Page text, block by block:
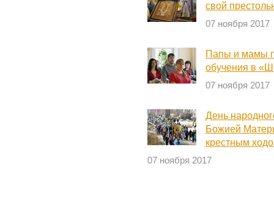
свой
07 ноября 2017
Папы и мамы
обучения в
07 ноября 2017
День
Божией
крестным
07 ноября 2017